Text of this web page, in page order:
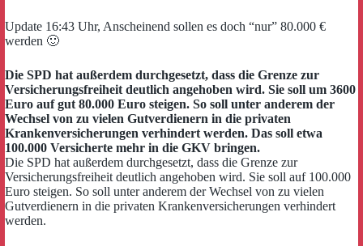
Update 16:43 Uhr, Anscheinend sollen es doch “nur” 80.000 €
werden 🙂
Die SPD hat außerdem durchgesetzt, dass die Grenze zur
Versicherungsfreiheit deutlich angehoben wird. Sie soll um 3600
Euro auf gut 80.000 Euro steigen. So soll unter anderem der
Wechsel von zu vielen Gutverdienern in die privaten
Krankenversicherungen verhindert werden. Das soll etwa
100.000 Versicherte mehr in die GKV bringen.
Die SPD hat außerdem durchgesetzt, dass die Grenze zur
Versicherungsfreiheit deutlich angehoben wird. Sie soll auf 100.000
Euro steigen. So soll unter anderem der Wechsel von zu vielen
Gutverdienern in die privaten Krankenversicherungen verhindert
werden.